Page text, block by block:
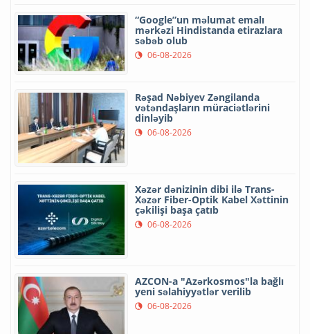
“Google”un məlumat emalı
mərkəzi Hindistanda etirazlara
səbəb olub
06-08-2026
Rəşad Nəbiyev Zəngilanda
vətəndaşların müraciətlərini
dinləyib
06-08-2026
Xəzər dənizinin dibi ilə Trans-
Xəzər Fiber-Optik Kabel Xəttinin
çəkilişi başa çatıb
06-08-2026
AZCON-a "Azərkosmos"la bağlı
yeni səlahiyyətlər verilib
06-08-2026